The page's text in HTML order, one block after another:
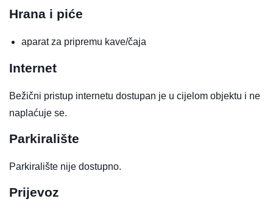
Hrana i piće
aparat za pripremu kave/čaja
Internet
Bežični pristup internetu dostupan je u cijelom objektu i ne
naplaćuje se.
Parkiralište
Parkiralište nije dostupno.
Prijevoz